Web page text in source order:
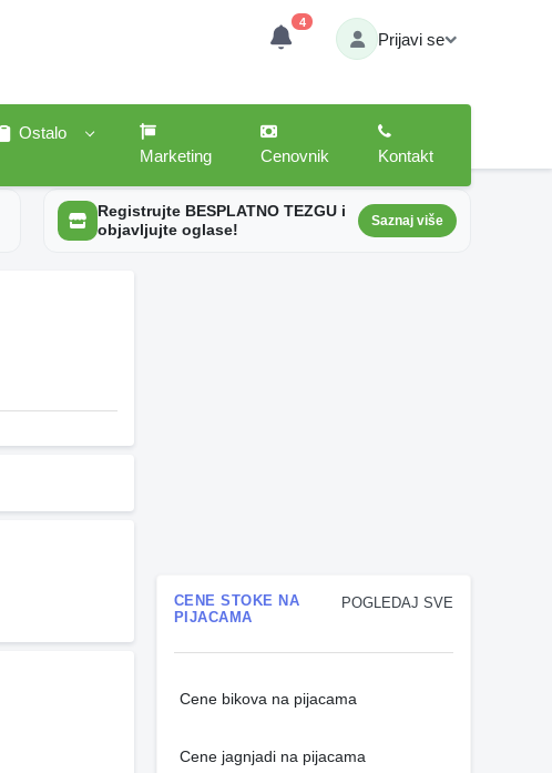
4
Prijavi se
Ostalo
Marketing
Cenovnik Kontakt
Registrujte BESPLATNO TEZGU i
objavljujte oglase!
Saznaj više
POGLEDAJ SVE
CENE STOKE NA
PIJACAMA
Cene bikova na pijacama
Cene jagnjadi na pijacama